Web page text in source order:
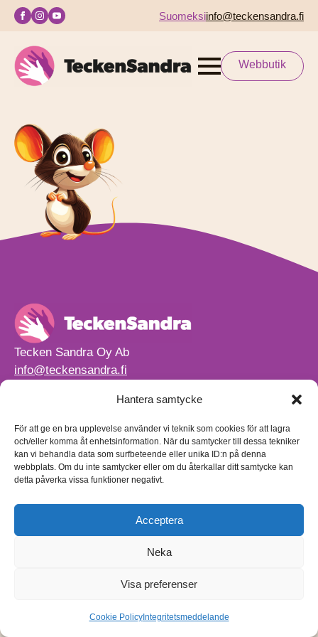
Hantera samtycke
För att ge en bra upplevelse använder vi teknik som cookies för att lagra
och/eller komma åt enhetsinformation. När du samtycker till dessa tekniker
kan vi behandla data som surfbeteende eller unika ID:n på denna
webbplats. Om du inte samtycker eller om du återkallar ditt samtycke kan
detta påverka vissa funktioner negativt.
Acceptera
Neka
Visa preferenser
Cookie PolicyIntegritetsmeddelande
Suomeksiinfo@teckensandra.fi
Webbutik
Tecken Sandra Oy Ab
info@teckensandra.fi
Vårt verksamhetsutrymme HÖRNAN ligger i Sibbo.
Torpvägen 9 B 13,
01150 Söderkulla
Beställnings- och leveransvillkor
Sekretesspolicy